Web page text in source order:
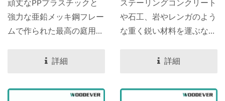
頑丈なPPプラスチックと
強力な亜鉛メッキ鋼フレー
ムで作られた最高の庭用手
トレイは高い基準で作られ
と90リットルの容量に耐え
詳細
ステーリングコンクリート
や石工、岩やレンガのよう
な重く鋭い材料を運ぶな
な契約者用の手押し車で
詳細